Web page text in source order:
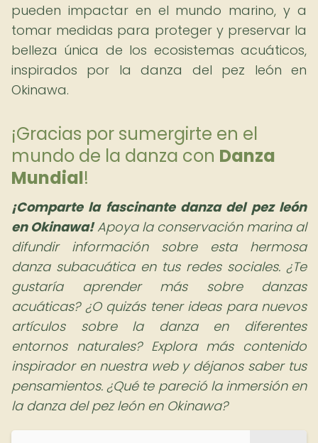
pueden impactar en el mundo marino, y a
tomar medidas para proteger y preservar la
belleza única de los ecosistemas acuáticos,
inspirados por la danza del pez león en
Okinawa.
¡Gracias por sumergirte en el
mundo de la danza con Danza
Mundial!
¡Comparte la fascinante danza del pez león
en Okinawa!Apoya la conservación marina al
difundir información sobre esta hermosa
danza subacuática en tus redes sociales. ¿Te
gustaría aprender más sobre danzas
acuáticas? ¿O quizás tener ideas para nuevos
artículos sobre la danza en diferentes
entornos naturales? Explora más contenido
inspirador en nuestra web y déjanos saber tus
pensamientos. ¿Qué te pareció la inmersión en
la danza del pez león en Okinawa?